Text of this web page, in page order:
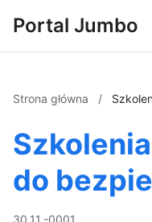
Portal Jumbo
Strona główna /
do
30.11.-0001